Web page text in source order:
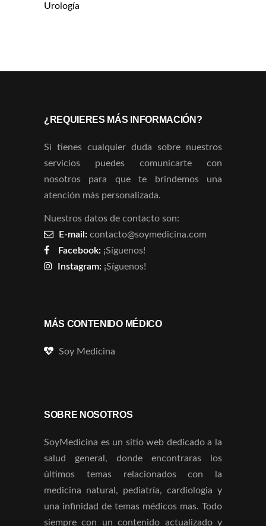
Urología
¿REQUIERES MÁS INFORMACIÓN?
Si tienes cualquier duda sobre nuestros
servicios puedes comunicarte con
nosotros para que te brindemos una
atención más personalizada.
Nuestros datos de contacto son:
E-mail: contacto@soymedicina.com
Facebook: ¡Síguenos!
Instagram: ¡Síguenos!
MÁS CONTENIDO MÉDICO
Soy Medicina
SOBRE NOSOTROS
SoyMedicina es un sitio web dedicado a la
salud general, donde encontraras los
últimos temas relacionados con la
medicina natural, pediatría, cardiologia y
una infinidad de temas médicos mas. Todo
siempre con un contenido actualizado y